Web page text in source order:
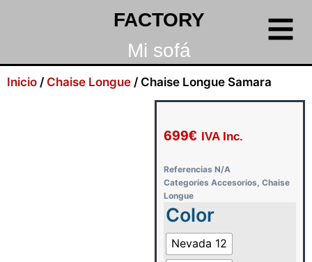
FACTORY
Mi sofá
Inicio / Chaise Longue / Chaise Longue Samara
699€ IVA Inc.
ReferenciasN/A
Categories Accesorios ,Chaise
Longue
Color
Nevada 12